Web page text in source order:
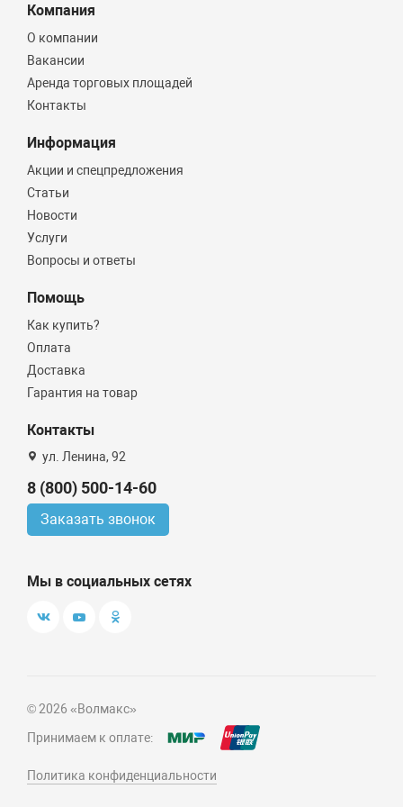
Компания
О компании
Вакансии
Аренда торговых площадей
Контакты
Информация
Акции и спецпредложения
Статьи
Новости
Услуги
Вопросы и ответы
Помощь
Как купить?
Оплата
Доставка
Гарантия на товар
Контакты
ул. Ленина, 92
8 (800) 500-14-60
Заказать звонок
Мы в социальных сетях
© 2026 «Волмакс»
Принимаем к оплате:
Политика конфиденциальности